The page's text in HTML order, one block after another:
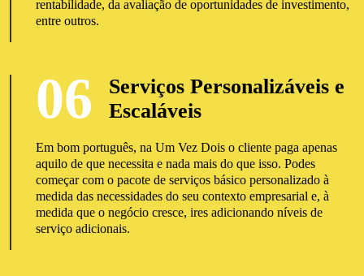
rentabilidade, da avaliação de oportunidades de investimento,
entre outros.
06
Serviços Personalizáveis e
Escaláveis
Em bom português, na Um Vez Dois o cliente paga apenas
aquilo de que necessita e nada mais do que isso. Podes
começar com o pacote de serviços básico personalizado à
medida das necessidades do seu contexto empresarial e, à
medida que o negócio cresce, ires adicionando níveis de
serviço adicionais.